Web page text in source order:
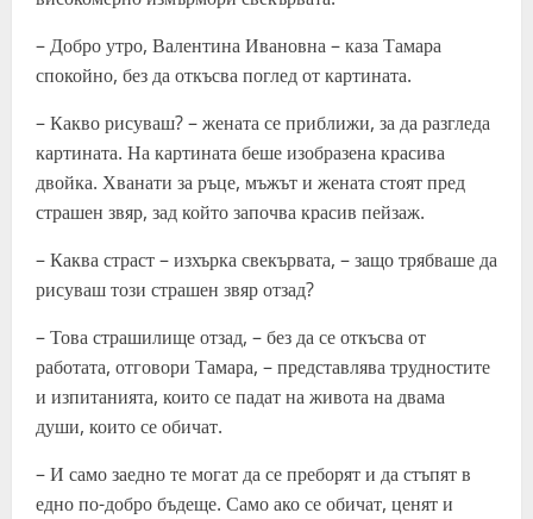
– Добро утро, Валентина Ивановна – каза Тамара
спокойно, без да откъсва поглед от картината.
– Какво рисуваш? – жената се приближи, за да разгледа
картината. На картината беше изобразена красива
двойка. Хванати за ръце, мъжът и жената стоят пред
страшен звяр, зад който започва красив пейзаж.
– Каква страст – изхърка свекървата, – защо трябваше да
рисуваш този страшен звяр отзад?
– Това страшилище отзад, – без да се откъсва от
работата, отговори Тамара, – представлява трудностите
и изпитанията, които се падат на живота на двама
души, които се обичат.
– И само заедно те могат да се преборят и да стъпят в
едно по-добро бъдеще. Само ако се обичат, ценят и